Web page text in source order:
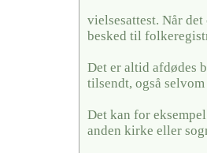
vielsesattest. Når
besked til
Det er altid afdødes
tilsendt, også
Det kan for
anden kirke eller